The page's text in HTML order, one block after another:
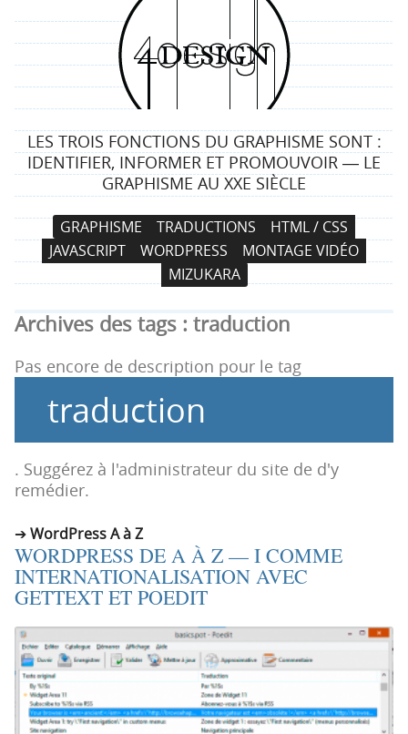
4
d
e
s
i
g
n
LES TROIS FONCTIONS DU GRAPHISME SONT :
IDENTIFIER, INFORMER ET PROMOUVOIR ― LE
GRAPHISME AU XXE SIÈCLE
g
a
t
i
p
i
c
i
p
a
e
r
a
u
c
t
n
GRAPHISME TRADUCTIONS
HTML / CSS
JAVASCRIPT
WORDPRESS
MONTAGE VIDÉO
MIZUKARA
Archives des tags : traduction
Pas encore de description pour le tag
traduction
. Suggérez à l'administrateur du site de d'y
remédier.
WordPress A à Z
WORDPRESS DE A À Z — I COMME
INTERNATIONALISATION AVEC
GETTEXT ET POEDIT